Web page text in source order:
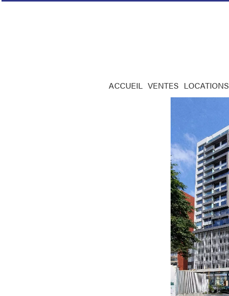
ACCUEIL VENTES LOCATIONS